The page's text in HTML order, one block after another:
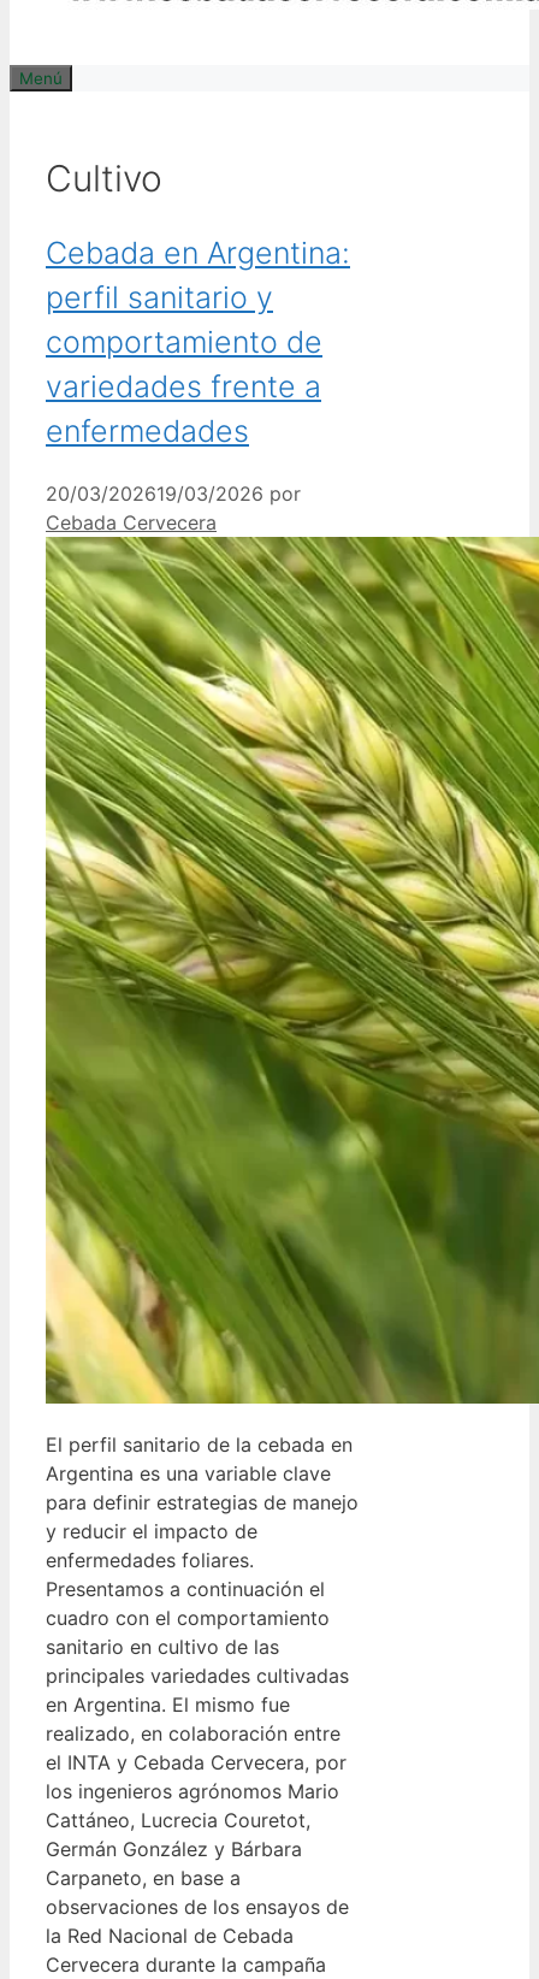
Menú
Cultivo
Cebada en Argentina:
perfil sanitario y
comportamiento de
variedades frente a
enfermedades
20/03/202619/03/2026 por
Cebada Cervecera
El perfil sanitario de la cebada en
Argentina es una variable clave
para definir estrategias de manejo
y reducir el impacto de
enfermedades foliares.
Presentamos a continuación el
cuadro con el comportamiento
sanitario en cultivo de las
principales variedades cultivadas
en Argentina. El mismo fue
realizado, en colaboración entre
el INTA y Cebada Cervecera, por
los ingenieros agrónomos Mario
Cattáneo, Lucrecia Couretot,
Germán González y Bárbara
Carpaneto, en base a
observaciones de los ensayos de
la Red Nacional de Cebada
Cervecera durante la campaña